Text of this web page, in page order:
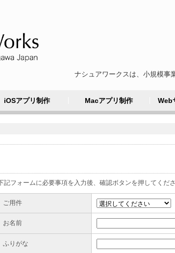
ナシュアワークスは、小規模事
iOSアプリ制作 Macアプリ制作 Web
下記フォームに必要事項を入力後、確認ボタンを押してくださ
ご用件
お名前
ふりがな